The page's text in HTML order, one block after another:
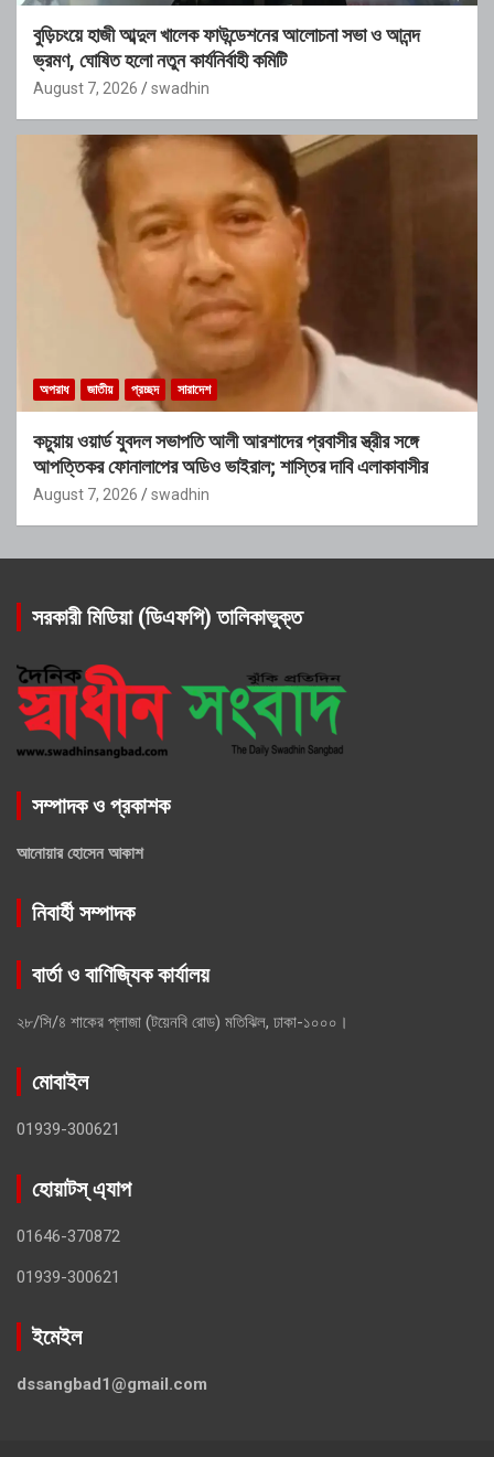
বুড়িচংয়ে হাজী আব্দুল খালেক ফাউন্ডেশনের আলোচনা সভা ও আনন্দ
ভ্রমণ, ঘোষিত হলো নতুন কার্যনির্বাহী কমিটি
August 7, 2026 swadhin
অপরাধ জাতীয় প্রচ্ছদ সারাদেশ
কচুয়ায় ওয়ার্ড যুবদল সভাপতি আলী আরশাদের প্রবাসীর স্ত্রীর সঙ্গে
আপত্তিকর ফোনালাপের অডিও ভাইরাল; শাস্তির দাবি এলাকাবাসীর
August 7, 2026 swadhin
সরকারী মিডিয়া (ডিএফপি) তালিকাভুক্ত
সম্পাদক ও প্রকাশক
আনোয়ার হোসেন আকাশ
নিবার্হী সম্পাদক
বার্তা ও বাণিজ্যিক কার্যালয়
২৮/সি/৪ শাকের প্লাজা (টয়েনবি রোড) মতিঝিল, ঢাকা-১০০০।
মোবাইল
01939-300621
হোয়াটস্ এ্যাপ
01646-370872
01939-300621
ইমেইল
dssangbad1@gmail.com